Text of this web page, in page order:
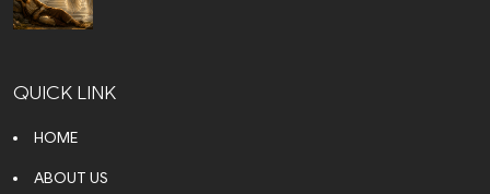
QUICK LINK
HOME
ABOUT US